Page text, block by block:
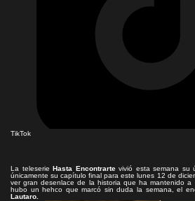
TikTok
La teleserie Hasta Encontrarte vivió esta semana su
únicamente su capítulo final para este lunes 12 de
ver gran desenlace de la historia que ha mantenido a
hubo un hehco que marcó sin duda la semana, el
Lautaro.